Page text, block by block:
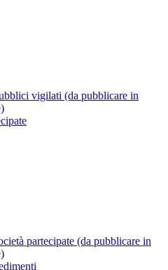
vigilati (da pubblicare in
partecipate (da pubblicare in